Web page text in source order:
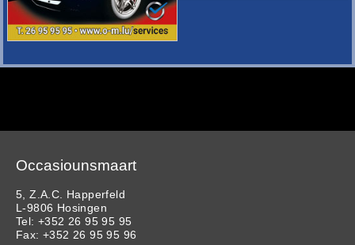
Occasiounsmaart
5, Z.A.C. Happerfeld
L-9806 Hosingen
Tel: +352 26 95 95 95
Fax: +352 26 95 95 96